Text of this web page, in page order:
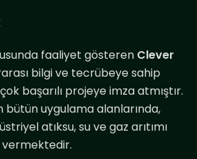
faaliyet gösteren Clever
bilgi ve tecrübeye sahip
başarılı projeye imza atmıştır.
bütün uygulama alanlarında,
atıksu, su ve gaz arıtımı